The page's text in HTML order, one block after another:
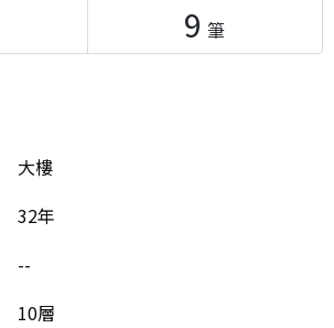
9 筆
大樓
32年
--
10層